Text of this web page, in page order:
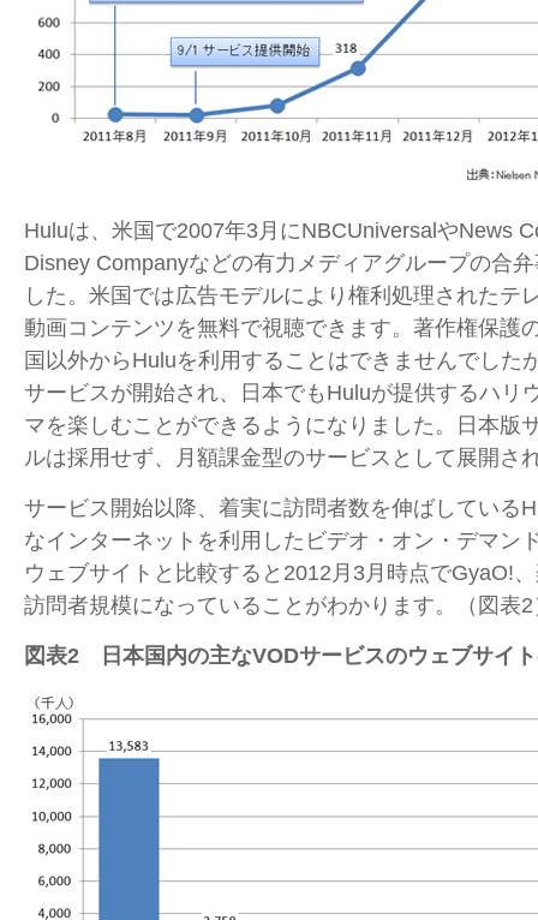
Huluは、米国で2007年3月にNBCUniversalやNews
Disney Companyなどの有力メディアグループの合
した。米国では広告モデルにより権利処理されたテ
動画コンテンツを無料で視聴できます。著作権保護
国以外からHuluを利用することはできませんでした
サービスが開始され、日本でもHuluが提供するハリ
マを楽しむことができるようになりました。日本版
ルは採用せず、月額課金型のサービスとして展開さ
サービス開始以降、着実に訪問者数を伸ばしている
なインターネットを利用したビデオ・オン・デマン
ウェブサイトと比較すると2012月3月時点でGyaO!
訪問者規模になっていることがわかります。（図表2
図表2 日本国内の主なVODサービスのウェブサイ